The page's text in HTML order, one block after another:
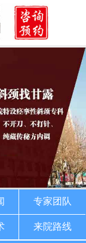
专家团队
来院路线